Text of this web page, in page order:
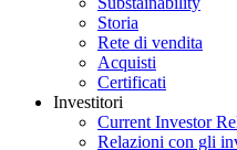
Storia
Rete di vendita
Acquisti
Certificati
Investitori
Current Investor
Relazioni con gli